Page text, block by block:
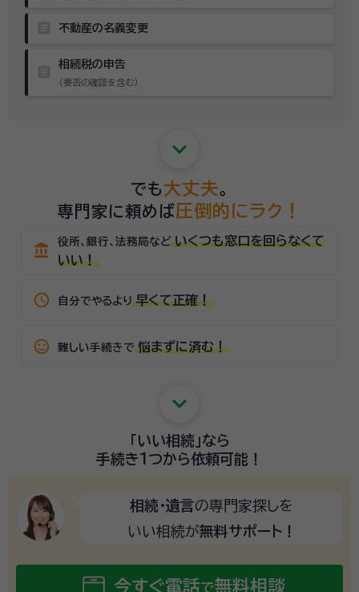
不動産の名義変更
相続税の申告
（要否の確認を含む）
keyboard_arrow_down
でも 大丈夫。
専門家に頼めば圧倒的にラク！
account_balance 役所、銀行、法務局など いくつも窓口を回らなくて
いい！
schedule 自分でやるより 早くて正確！
sentiment_satisfied_alt 難しい手続きで 悩まずに済む！
keyboard_arrow_down
「いい相続」なら
手続き1つから依頼可能！
相続・遺言の専門家探しを
いい相続が無料サポート！
今すぐ電話で無料相談